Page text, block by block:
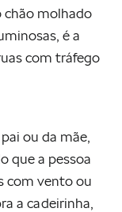
chão molhado
é a
com tráfego
ou da mãe,
que a pessoa
com vento ou
a cadeirinha,